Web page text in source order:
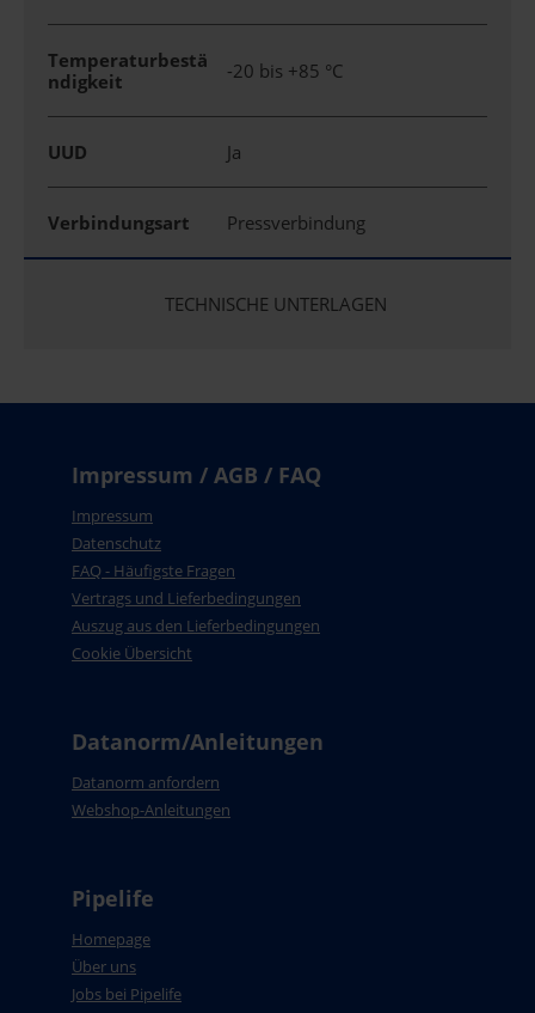
Temperaturbestä
ndigkeit
-20 bis +85 °C
UUD Ja
Verbindungsart Pressverbindung
TECHNISCHE UNTERLAGEN
Impressum / AGB / FAQ
Impressum
Datenschutz
FAQ - Häufigste Fragen
Vertrags und Lieferbedingungen
Auszug aus den Lieferbedingungen
Cookie Übersicht
Datanorm/Anleitungen
Datanorm anfordern
Webshop-Anleitungen
Pipelife
Homepage
Über uns
Jobs bei Pipelife